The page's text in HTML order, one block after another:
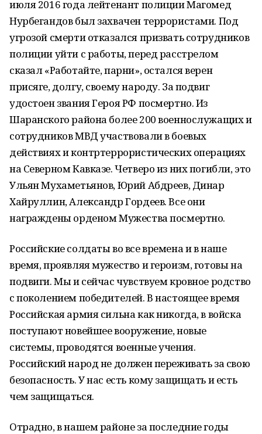
июля 2016 года лейтенант полиции Магомед
Нурбегандов был захвачен террористами. Под
угрозой смерти отказался призвать сотрудников
полиции уйти с работы, перед расстрелом
сказал «Работайте, парни», остался верен
присяге, долгу, своему народу. За подвиг
удостоен звания Героя РФ посмертно. Из
Шаранского района более 200 военнослужащих и
сотрудников МВД участвовали в боевых
действиях и контртеррористических операциях
на Северном Кавказе. Четверо из них погибли, это
Ульян Мухаметьянов, Юрий Абдреев, Динар
Хайруллин, Александр Гордеев. Все они
награждены орденом Мужества посмертно.
Российские солдаты во все времена и в наше
время, проявляя мужество и героизм, готовы на
подвиги. Мы и сейчас чувствуем кровное родство
с поколением победителей. В настоящее время
Российская армия сильна как никогда, в войска
поступают новейшее вооружение, новые
системы, проводятся военные учения.
Российский народ не должен переживать за свою
безопасность. У нас есть кому защищать и есть
чем защищаться.
Отрадно, в нашем районе за последние годы